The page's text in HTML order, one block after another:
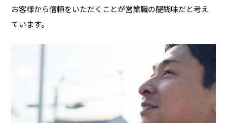
お客様から信頼をいただくことが営業職の醍醐味だと考え
ています。